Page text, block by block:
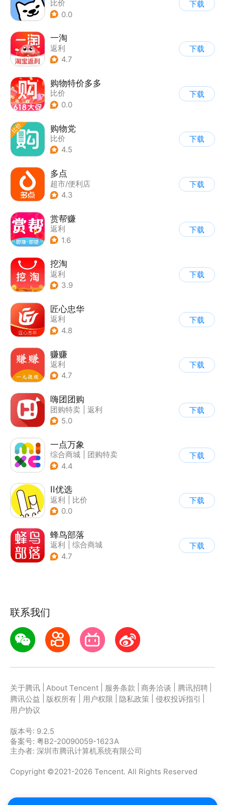
比价
0.0
下载
一淘
返利
4.7
下载
购物特价多多
比价
0.0
下载
购物党
比价
4.5
下载
多点
超市/便利店
| 生鲜/买菜
4.3
下载
赏帮赚
返利
1.6
下载
挖淘
返利
3.9
下载
匠心忠华
返利
4.8
下载
赚赚
返利
4.7
下载
嗨团团购
团购特卖
返利
5.0
下载
一点万象
综合商城
团购特卖
4.4
下载
II优选
返利
比价
0.0
下载
蜂鸟部落
返利
综合商城
4.7
下载
联系我们
关于腾讯 About Tencent 服务条款 商务洽谈 腾讯招聘
腾讯公益
版权所有 用户权限 隐私政策 侵权投诉指引
用户协议
版本号: 9.2.5
备案号: 粤B2-20090059-1623A
主办者: 深圳市腾讯计算机系统有限公司
Copyright ©2021-2026 Tencent. All Rights Reserved